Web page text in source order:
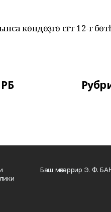
көндөҙгө сәғәт 12-гә
Баш мөхәррир Э. Ф.